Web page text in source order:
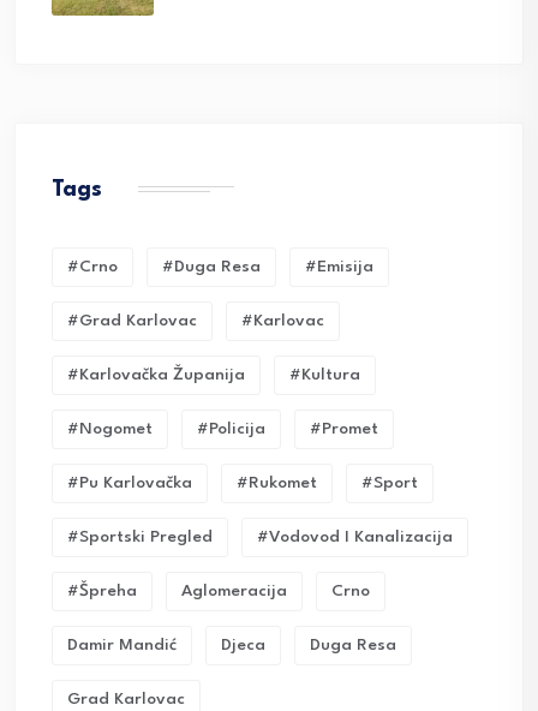
Tags
#crno #duga Resa #emisija
#grad Karlovac #karlovac
#karlovačka Županija #kultura
#nogomet #policija #promet
#pu Karlovačka #rukomet #sport
#sportski Pregled #vodovod I Kanalizacija
#Špreha Aglomeracija Crno
Damir Mandić Djeca Duga Resa
Grad Karlovac